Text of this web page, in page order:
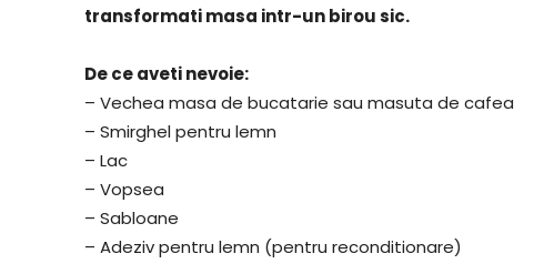
transformati masa intr-un birou sic.
De ce aveti nevoie:
– Vechea masa de bucatarie sau masuta de cafea
– Smirghel pentru lemn
– Lac
– Vopsea
– Sabloane
– Adeziv pentru lemn (pentru reconditionare)